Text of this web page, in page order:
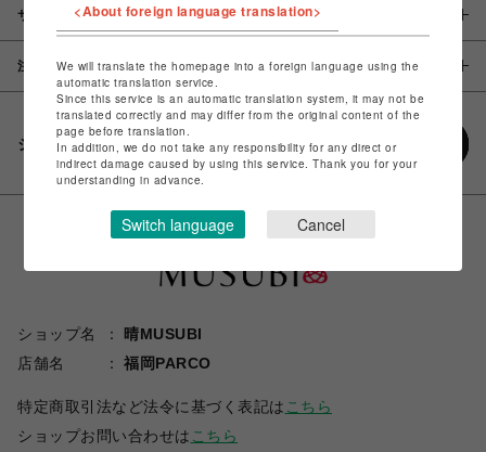
サイズ
注意事項
シェアする
ショップ名
晴MUSUBI
店舗名
福岡PARCO
特定商取引法など法令に基づく表記は こちら
ショップお問い合わせは こちら
<About foreign language translation>
We will translate the homepage into a foreign language using the
automatic translation service.
Since this service is an automatic translation system, it may not be
translated correctly and may differ from the original content of the
page before translation.
In addition, we do not take any responsibility for any direct or
indirect damage caused by using this service. Thank you for your
understanding in advance.
Switch language Cancel